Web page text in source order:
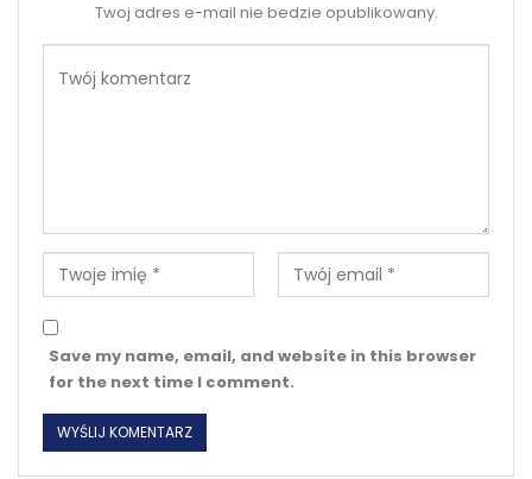
Twoj adres e-mail nie bedzie opublikowany.
Save my name, email, and website in this browser
for the next time I comment.